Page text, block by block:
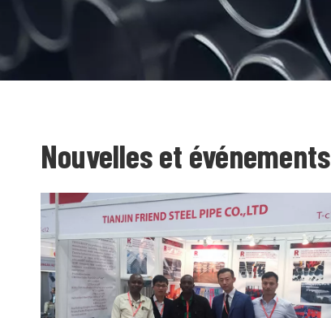
Nouvelles et événements